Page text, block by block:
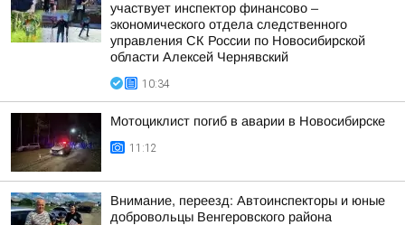
участвует инспектор финансово –
экономического отдела следственного
управления СК России по Новосибирской
области Алексей Чернявский
10:34
Мотоциклист погиб в аварии в Новосибирске
11:12
Внимание, переезд: Автоинспекторы и юные
добровольцы Венгеровского района